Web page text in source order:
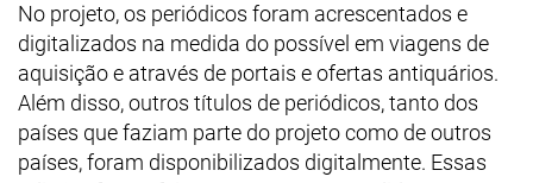
No projeto, os periódicos foram acrescentados e
digitalizados na medida do possível em viagens de
aquisição e através de portais e ofertas antiquários.
Além disso, outros títulos de periódicos, tanto dos
países que faziam parte do projeto como de outros
países, foram disponibilizados digitalmente. Essas